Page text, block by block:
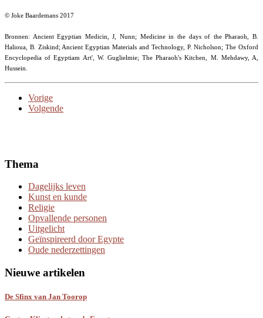
© Joke Baardemans 2017
Bronnen: Ancient Egyptian Medicin, J, Nunn; Medicine in the days of the Pharaoh, B.
Halioua, B. Ziskind; Ancient Egyptian Materials and Technology, P. Nicholson; The Oxford
Encyclopedia of Egyptiam Art', W. Guglielmie; The Pharaoh's Kitchen, M. Mehdawy, A,
Hussein.
Vorige
Volgende
Thema
Dagelijks leven
Kunst en kunde
Religie
Opvallende personen
Uitgelicht
Geïnspireerd door Egypte
Oude nederzettingen
Nieuwe artikelen
De Sfinx van Jan Toorop